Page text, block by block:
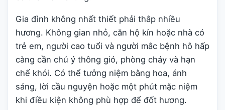
Gia đình không nhất thiết phải thắp nhiều
hương. Không gian nhỏ, căn hộ kín hoặc nhà có
trẻ em, người cao tuổi và người mắc bệnh hô hấp
càng cần chú ý thông gió, phòng cháy và hạn
chế khói. Có thể tưởng niệm bằng hoa, ánh
sáng, lời cầu nguyện hoặc một phút mặc niệm
khi điều kiện không phù hợp để đốt hương.